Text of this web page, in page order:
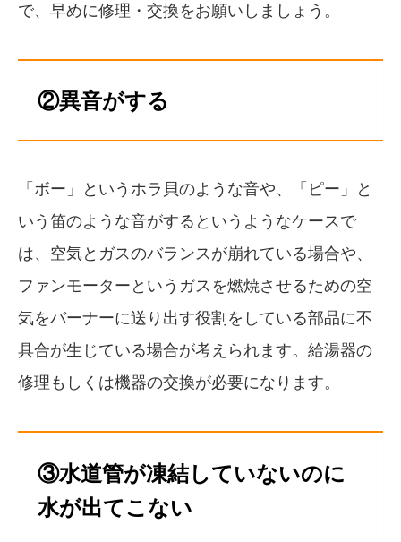
で、早めに修理・交換をお願いしましょう。
②異音がする
「ボー」というホラ貝のような音や、「ピー」と
いう笛のような音がするというようなケースで
は、空気とガスのバランスが崩れている場合や、
ファンモーターというガスを燃焼させるための空
気をバーナーに送り出す役割をしている部品に不
具合が生じている場合が考えられます。給湯器の
修理もしくは機器の交換が必要になります。
③水道管が凍結していないのに
水が出てこない